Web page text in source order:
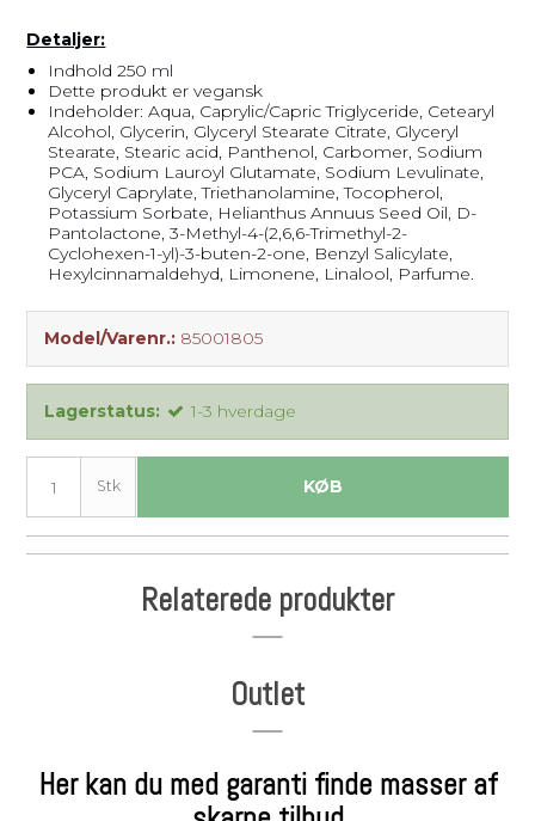
Detaljer:
Indhold 250 ml
Dette produkt er vegansk
Indeholder: Aqua, Caprylic/Capric Triglyceride, Cetearyl
Alcohol, Glycerin, Glyceryl Stearate Citrate, Glyceryl
Stearate, Stearic acid, Panthenol, Carbomer, Sodium
PCA, Sodium Lauroyl Glutamate, Sodium Levulinate,
Glyceryl Caprylate, Triethanolamine, Tocopherol,
Potassium Sorbate, Helianthus Annuus Seed Oil, D-
Pantolactone, 3-Methyl-4-(2,6,6-Trimethyl-2-
Cyclohexen-1-yl)-3-buten-2-one, Benzyl Salicylate,
Hexylcinnamaldehyd, Limonene, Linalool, Parfume.
Model/Varenr.: 85001805
Lagerstatus: 1-3 hverdage
Stk KØB
Relaterede produkter
Outlet
Her kan du med garanti finde masser af